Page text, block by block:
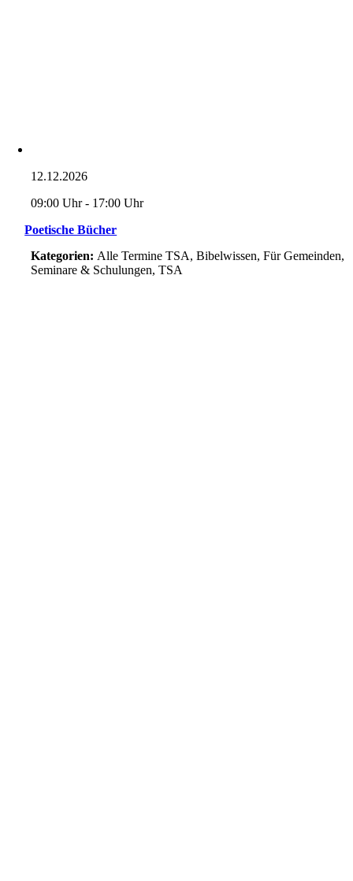
12.12.2026
09:00 Uhr - 17:00 Uhr
Poetische Bücher
Kategorien: Alle Termine TSA, Bibelwissen, Für Gemeinden,
Seminare & Schulungen, TSA